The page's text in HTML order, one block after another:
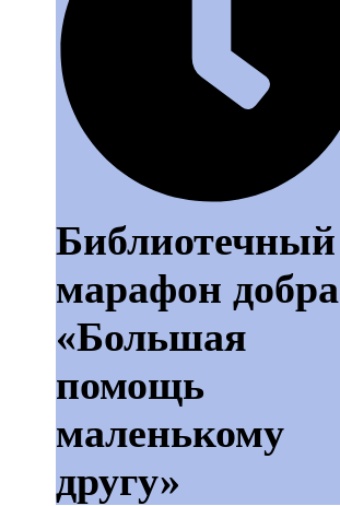
Библиотечный
марафон добра
«Большая
помощь
маленькому
другу»